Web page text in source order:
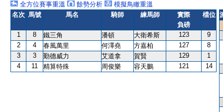
全方位賽事重溫
餘勢分析
模擬鳥瞰重溫
名次 馬號 馬名 騎師 練馬師
實際
負磅
檔位
1 8 鐵三角 潘頓 大衛希斯 123
9
2
4 春風萬里 何澤堯 方嘉柏 127
8
3
3 勤德威力 艾道拿 賀賢 129
1
4
11 精算特殊 周俊樂 容天鵬 121 14